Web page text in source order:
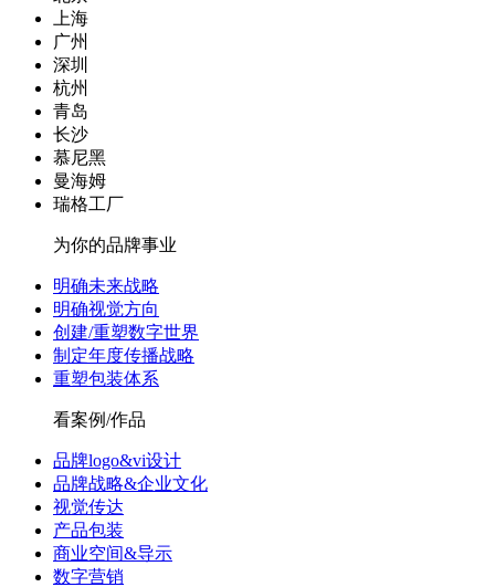
上海
广州
深圳
杭州
青岛
长沙
慕尼黑
曼海姆
瑞格工厂
为你的品牌事业
明确未来战略
明确视觉方向
创建/重塑数字世界
制定年度传播战略
重塑包装体系
看案例/作品
品牌logo&vi设计
品牌战略&企业文化
视觉传达
产品包装
商业空间&导示
数字营销